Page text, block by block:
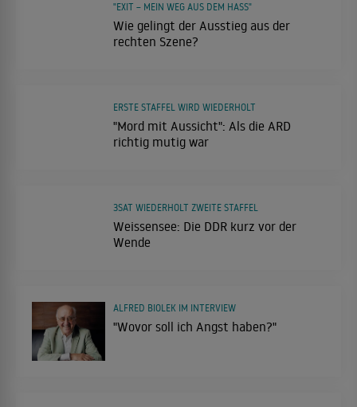
Wie gelingt der Ausstieg aus der
rechten Szene?
"EXIT – MEIN WEG AUS DEM HASS"
"Mord mit Aussicht": Als die ARD
richtig mutig war
ERSTE STAFFEL WIRD WIEDERHOLT
Weissensee: Die DDR kurz vor der
Wende
3SAT WIEDERHOLT ZWEITE STAFFEL
"Wovor soll ich Angst haben?"
ALFRED BIOLEK IM INTERVIEW